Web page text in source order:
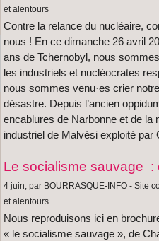
et alentours
Contre la relance du nucléaire,
nous ! En ce dimanche 26 avril
ans de Tchernobyl, nous
les industriels et nucléocrates
nous sommes venu·es crier
désastre. Depuis l’ancien
encablures de Narbonne et de la
industriel de Malvési exploité
Le socialisme sauvage :
4 juin, par BOURRASQUE-INFO - Site
et alentours
Nous reproduisons ici en
« le socialisme sauvage », de